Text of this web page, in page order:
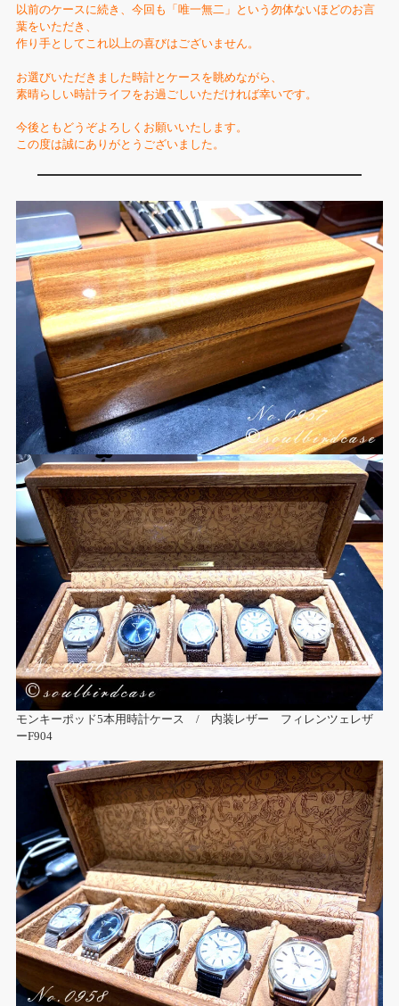
以前のケースに続き、今回も「唯一無二」という勿体ないほどのお言
葉をいただき、
作り手としてこれ以上の喜びはございません。
お選びいただきました時計とケースを眺めながら、
素晴らしい時計ライフをお過ごしいただければ幸いです。
今後ともどうぞよろしくお願いいたします。
この度は誠にありがとうございました。
モンキーポッド5本用時計ケース / 内装レザー フィレンツェレザ
ーF904